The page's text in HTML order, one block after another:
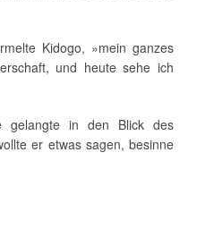
Kidogo, »mein ganzes
und heute sehe ich
gelangte in den Blick des
er etwas sagen, besinne